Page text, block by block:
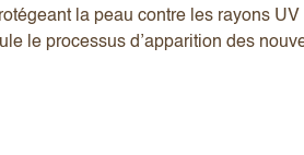
la peau contre les rayons
le processus d’apparition des